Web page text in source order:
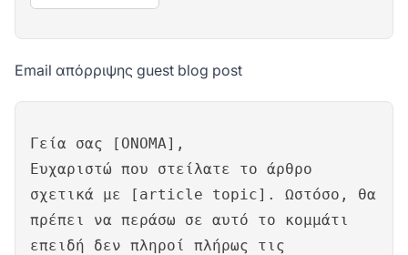
Email απόρριψης guest blog post
Γεία σας [ΟΝΟΜΑ],
Ευχαριστώ που στείλατε το άρθρο
σχετικά με [article topic]. Ωστόσο, θα
πρέπει να περάσω σε αυτό το κομμάτι
επειδή δεν πληροί πλήρως τις